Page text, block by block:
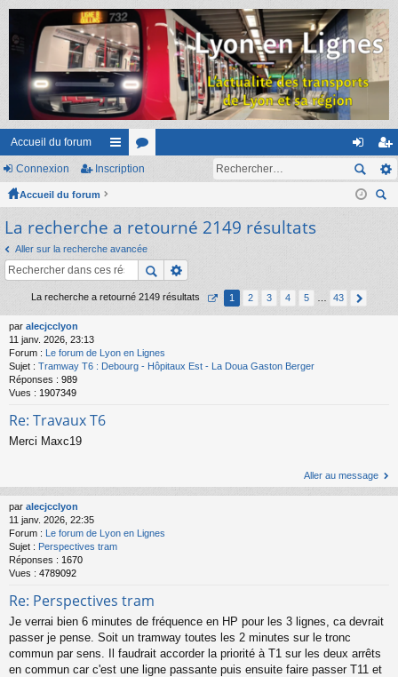
Accueil du forum
ac
ur
ci
s
or
m
s
on
ne
ns
cri
Connexion Inscription
Accueil du forum
La recherche a retourné 2149 résultats
Aller sur la recherche avancée
La recherche a retourné 2149 résultats 1 2 3 4 5 43
par alecjcclyon
11 janv. 2026, 23:13
Forum :
Le forum de Lyon en Lignes
Sujet : Tramway T6 : Debourg - Hôpitaux Est - La Doua Gaston Berger
Réponses : 989
Vues : 1907349
Re: Travaux T6
Merci Maxc19
Aller au message
par alecjcclyon
11 janv. 2026, 22:35
Forum : Le forum de Lyon en Lignes
Sujet : Perspectives tram
Réponses : 1670
Vues : 4789092
Re: Perspectives tram
Je verrai bien 6 minutes de fréquence en HP pour les 3 lignes, ca devrait
passer je pense. Soit un tramway toutes les 2 minutes sur le tronc
commun par sens. Il faudrait accorder la priorité à T1 sur les deux arrêts
en commun car c'est une ligne passante puis ensuite faire passer T11 et